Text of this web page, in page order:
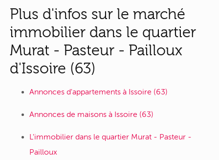
Plus d'infos sur le marché
immobilier dans le quartier
Murat - Pasteur - Pailloux
d'Issoire (63)
Annonces d'appartements à Issoire (63)
Annonces de maisons à Issoire (63)
L'immobilier dans le quartier Murat - Pasteur -
Pailloux